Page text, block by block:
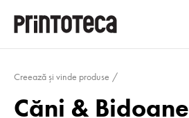
Creează și vinde produse
Căni & Bidoane